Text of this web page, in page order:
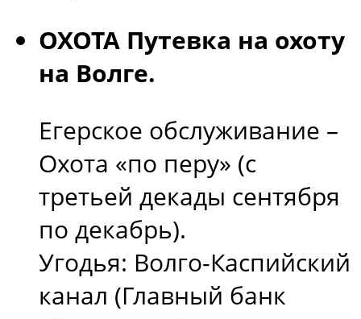
ОХОТА Путевка на охоту
на Волге.
Егерское обслуживание –
Охота «по перу» (с
третьей декады сентября
по декабрь).
Угодья: Волго-Каспийский
канал (Главный банк